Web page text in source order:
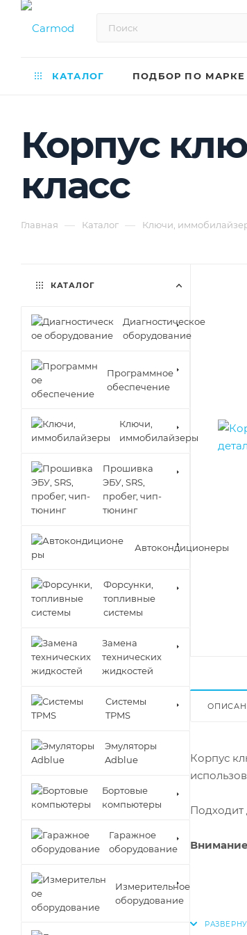
КАТАЛОГ ПОДБОР ПО МАРКЕ
Корпус
класс
Главная — Каталог — Ключи,
Корпус
Подходит
КАТАЛОГ
Диагностическое
оборудование
Программное
обеспечение
Ключи,
иммобилайзеры
Прошивка
ЭБУ, SRS,
пробег, чип-
тюнинг
Автокондиционеры
Форсунки,
топливные
системы
Замена
технических
жидкостей
Cистемы
TPMS
Эмуляторы
Adblue
Бортовые
компьютеры
Гаражное
оборудование
Измерительное
оборудование